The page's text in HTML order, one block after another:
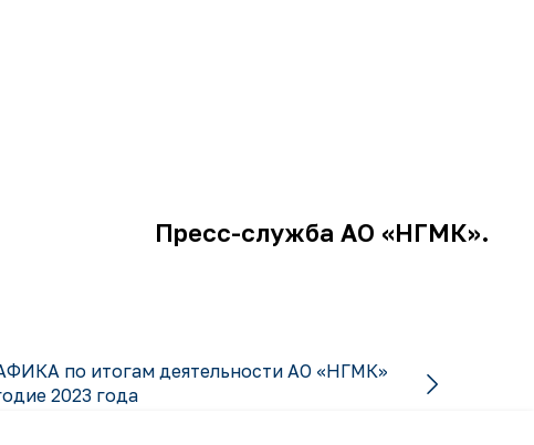
Пресс-служба АО «НГМК».
по итогам деятельности АО «НГМК»
2023 года